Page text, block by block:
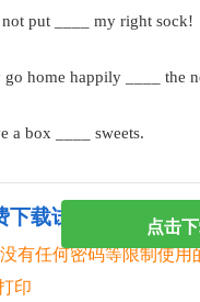
put ____ my right sock!
go home happily ____ the
a box ____ sweets.
载试卷
有任何密码等限制使用
印
点击